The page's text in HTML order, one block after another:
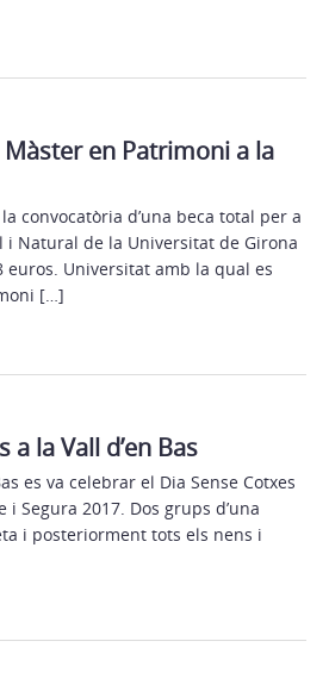
en Patrimoni a la
convocatòria d’una beca total per a
Natural de la Universitat de Girona
euros. Universitat amb la qual es
[…]
la Vall d’en Bas
es va celebrar el Dia Sense Cotxes
Segura 2017. Dos grups d’una
i posteriorment tots els nens i